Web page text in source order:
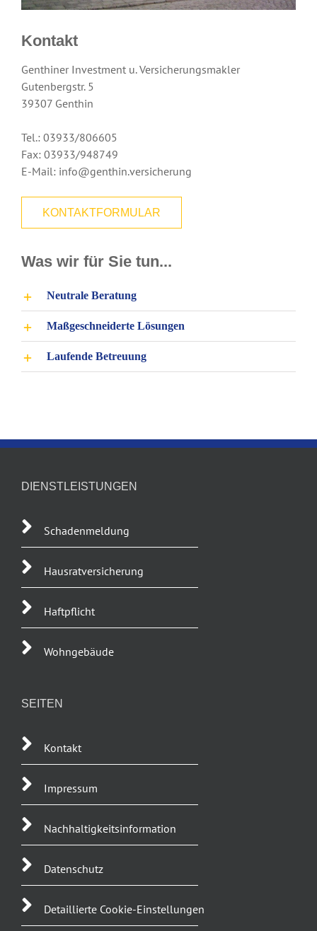
Kontakt
Genthiner Investment u. Versicherungsmakler
Gutenbergstr. 5
39307 Genthin
Tel.: 03933/806605
Fax: 03933/948749
E-Mail: info@genthin.versicherung
KONTAKTFORMULAR
Was wir für Sie tun...
Neutrale Beratung
Maßgeschneiderte Lösungen
Laufende Betreuung
DIENSTLEISTUNGEN
Schadenmeldung
Hausratversicherung
Haftpflicht
Wohngebäude
SEITEN
Kontakt
Impressum
Nachhaltigkeitsinformation
Datenschutz
Detaillierte Cookie-Einstellungen